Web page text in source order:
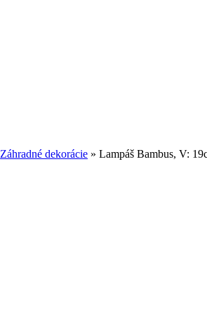
Záhradné dekorácie » Lampáš Bambus, V: